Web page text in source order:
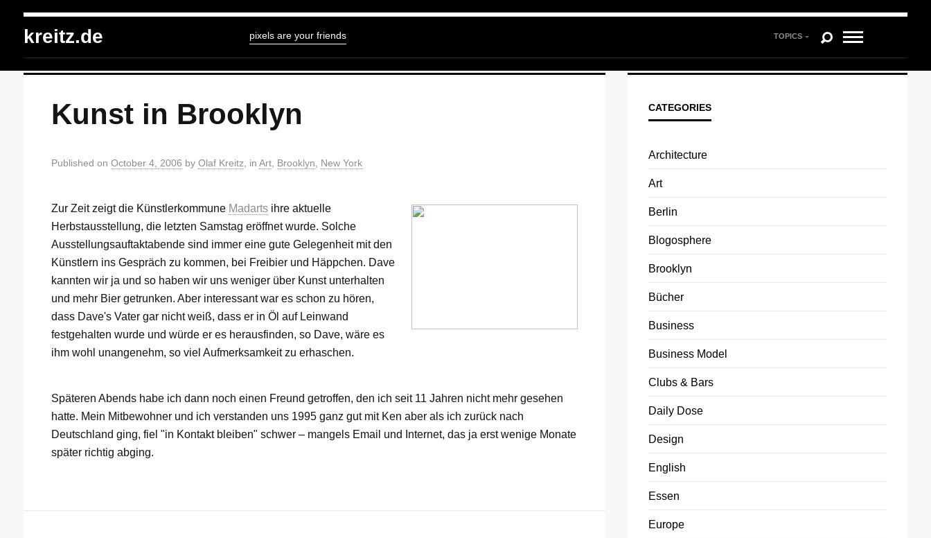
kreitz.de pixels are your friends TOPICS
kreitz.de »Art » You're currently reading "Kunst in Brooklyn"
Kunst in Brooklyn
Published on October 4, 2006 by Olaf Kreitz , in Art, Brooklyn New York
Zur Zeit zeigt die Künstlerkommune Madartsihre aktuelle
Herbstausstellung, die letzten Samstag eröffnet wurde. Solche
Ausstellungsauftaktabende sind immer eine gute Gelegenheit mit den
Künstlern ins Gespräch zu kommen, bei Freibier und Häppchen. Dave
kannten wir ja und so haben wir uns weniger über Kunst unterhalten
und mehr Bier getrunken. Aber interessant war es schon zu hören,
dass Dave's Vater gar nicht weiß, dass er in Öl auf Leinwand
festgehalten wurde und würde er es herausfinden, so Dave, wäre es
ihm wohl unangenehm, so viel Aufmerksamkeit zu erhaschen.
Späteren Abends habe ich dann noch einen Freund getroffen, den ich seit 11 Jahren nicht mehr gesehen
hatte. Mein Mitbewohner und ich verstanden uns 1995 ganz gut mit Ken aber als ich zurück nach
Deutschland ging, fiel "in Kontakt bleiben" schwer – mangels Email und Internet, das ja erst wenige Monate
später richtig abging.
CATEGORIES
Architecture
Art
Berlin
Blogosphere
Brooklyn
Bücher
Business
Business Model
Clubs & Bars
Daily Dose
Design
English
Essen
Europe